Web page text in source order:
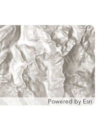
Powered by Esri